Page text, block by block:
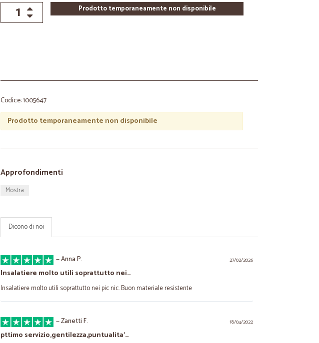
Prodotto temporaneamente non disponibile
Codice: 1005647
Prodotto temporaneamente non disponibile
Approfondimenti
Mostra
Dicono di noi
27/02/2026
—Anna P.
Insalatiere molto utili soprattutto nei…
Insalatiere molto utili soprattutto nei pic nic. Buon materiale resistente
18/04/2022
—Zanetti F.
pttimo servizio,gentilezza,puntualita'…